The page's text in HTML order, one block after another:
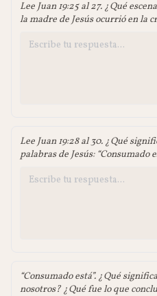
Lee Juan 19:25 al 27. ¿Qué
la madre de Jesús ocurrió en la
Lee Juan 19:28 al 30. ¿Qué
palabras de Jesús: “Consumado
“Consumado está”. ¿Qué
nosotros? ¿Qué fue lo que